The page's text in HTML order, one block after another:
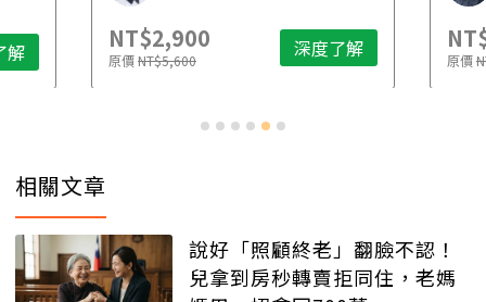
解 NT$2,900
原價NT$5,600 深度了解 原價
相關文章
說好「照顧終老」翻臉不認！
兒拿到房秒轉賣拒同住，老媽